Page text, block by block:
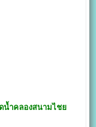
น้ำคลองสนามไชย